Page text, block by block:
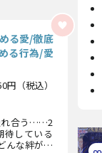
る愛/徹底
る行為/愛
円（税込）
れ合う……2
待している
んな絆が生